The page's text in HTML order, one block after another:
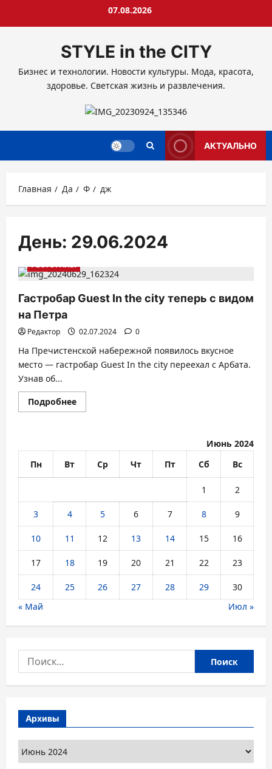
07.08.2026
STYLE in the CITY
Бизнес и технологии. Новости культуры. Мода, красота,
здоровье. Светская жизнь и развлечения.
АКТУАЛЬНО
Главная Да Ф дж
День: 29.06.2024
РЕСТОРАНЫ
Гастробар Guest In the city теперь с видом
на Петра
Редактор 02.07.2024 0
На Пречистенской набережной появилось вкусное
место — гастробар Guest In the city переехал с Арбата.
Узнав об...
ПодробнееПрочитать
больше
the
теперь
с
Петра
Июнь 2024
Пн
Вт Ср Чт Пт Сб Вс
1 2
3 4 5 6 7 8 9
10 11 12 13 14 15 16
17 18 19 20 21 22 23
24 25 26 27 28 29
30
« Май
Июл »
Найти:
Архивы
Архивы